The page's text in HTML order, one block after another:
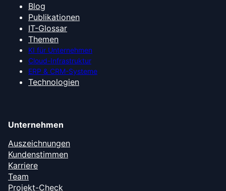
Blog
Publikationen
IT-Glossar
Themen
KI für Unternehmen
Cloud-Infrastruktur
ERP & CRM-Systeme
Technologien
Unternehmen
Auszeichnungen
Kundenstimmen
Karriere
Team
Projekt-Check